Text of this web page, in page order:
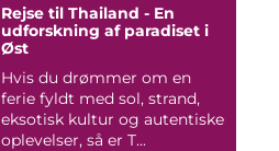
Rejse til Thailand - En
udforskning af paradiset i
Øst
Hvis du drømmer om en
ferie fyldt med sol, strand,
eksotisk kultur og autentiske
oplevelser, så er T...